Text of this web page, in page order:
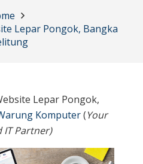
Lepar Pongok, Bangka
Lepar Pongok,
Komputer(Your
IT Partner)